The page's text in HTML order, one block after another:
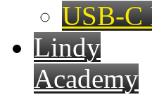
USB-C
Lindy
Academy